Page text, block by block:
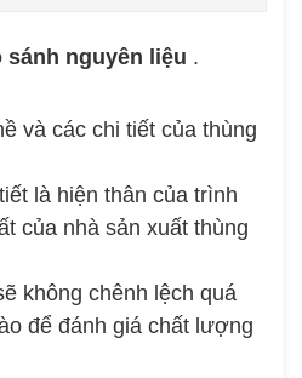
sánh nguyên liệu .
và các chi tiết của thùng
là hiện thân của trình
của nhà sản xuất thùng
không chênh lệch quá
để đánh giá chất lượng